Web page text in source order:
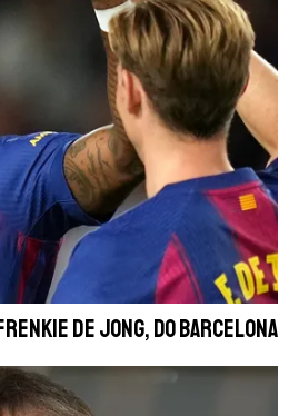
De Jong, do Barcelona